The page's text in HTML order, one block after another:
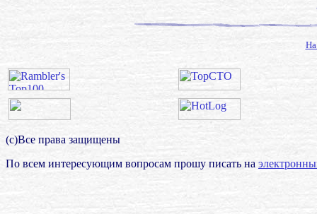
(с)Все права защищены
По всем интересующим вопросам прошу писать на